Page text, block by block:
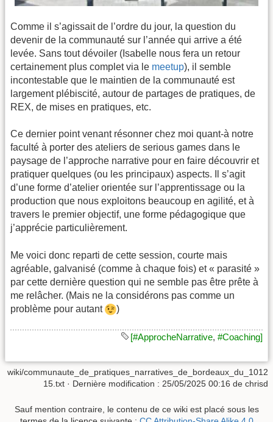
Comme il s’agissait de l’ordre du jour, la question du
devenir de la communauté sur l’année qui arrive a été
levée. Sans tout dévoiler (Isabelle nous fera un retour
certainement plus complet via le meetup), il semble
incontestable que le maintien de la communauté est
largement plébiscité, autour de partages de pratiques, de
REX, de mises en pratiques, etc.
Ce dernier point venant résonner chez moi quant-à notre
faculté à porter des ateliers de serious games dans le
paysage de l’approche narrative pour en faire découvrir et
pratiquer quelques (ou les principaux) aspects. Il s’agit
d’une forme d’atelier orientée sur l’apprentissage ou la
production que nous exploitons beaucoup en agilité, et à
travers le premier objectif, une forme pédagogique que
j’apprécie particulièrement.
Me voici donc reparti de cette session, courte mais
agréable, galvanisé (comme à chaque fois) et « parasité »
par cette dernière question qui ne semble pas être prête à
me relâcher. (Mais ne la considérons pas comme un
problème pour autant
)
[#ApprocheNarrative, #Coaching]
wiki/communaute_de_pratiques_narratives_de_bordeaux_du_1012
15.txt · Dernière modification : 25/05/2025 00:16 de chrisd
Sauf mention contraire, le contenu de ce wiki est placé sous les